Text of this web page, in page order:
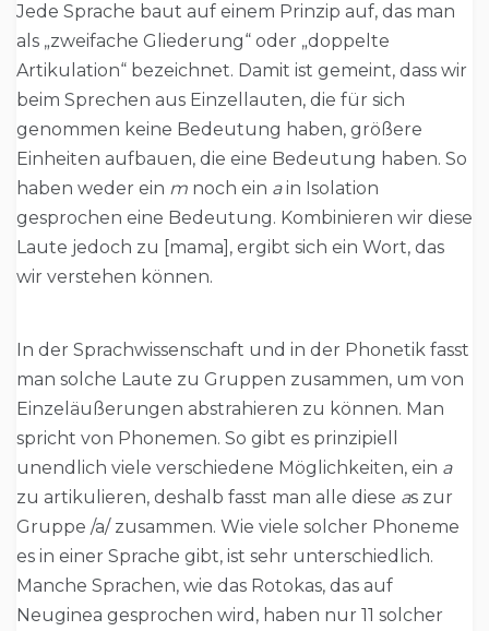
Jede Sprache baut auf einem Prinzip auf, das man
als „zweifache Gliederung“ oder „doppelte
Artikulation“ bezeichnet. Damit ist gemeint, dass wir
beim Sprechen aus Einzellauten, die für sich
genommen keine Bedeutung haben, größere
Einheiten aufbauen, die eine Bedeutung haben. So
haben weder ein m noch ein ain Isolation
gesprochen eine Bedeutung. Kombinieren wir diese
Laute jedoch zu [mama], ergibt sich ein Wort, das
wir verstehen können.
In der Sprachwissenschaft und in der Phonetik fasst
man solche Laute zu Gruppen zusammen, um von
Einzeläußerungen abstrahieren zu können. Man
spricht von Phonemen. So gibt es prinzipiell
unendlich viele verschiedene Möglichkeiten, ein a
zu artikulieren, deshalb fasst man alle diese as zur
Gruppe /a/ zusammen. Wie viele solcher Phoneme
es in einer Sprache gibt, ist sehr unterschiedlich.
Manche Sprachen, wie das Rotokas, das auf
Neuginea gesprochen wird, haben nur 11 solcher